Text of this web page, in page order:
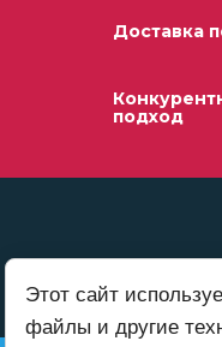
Доставка
подход
Этот сайт
файлы и другие